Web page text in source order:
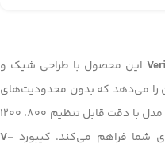
این محصول با طراحی شیک و
را می‌دهد که بدون محدودیت‌های
سیمی به کار خود ادامه دهید. موس این مدل با دقت قابل تنظیم 800، 1200
V-